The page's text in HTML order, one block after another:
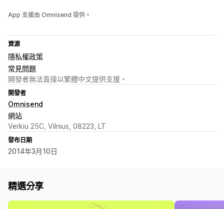
App 支援由 Omnisend 提供。
資源
隱私權政策
常見問題
開發者無法直接以繁體中文提供支援。
開發者
Omnisend
網站
Verkiu 25C, Vilnius, 08223, LT
發布日期
2014年3月10日
精選分享